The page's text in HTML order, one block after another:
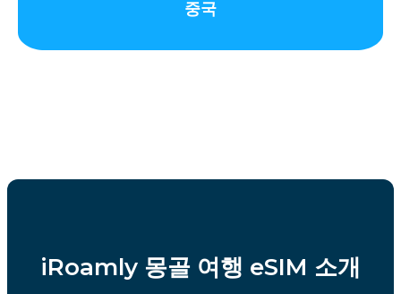
중국
iRoamly 몽골 여행 eSIM 소개